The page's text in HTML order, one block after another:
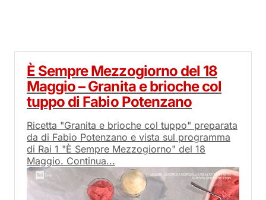
È Sempre Mezzogiorno del 18
Maggio – Granita e brioche col
tuppo di Fabio Potenzano
Ricetta "Granita e brioche col tuppo" preparata
da di Fabio Potenzano e vista sul programma
di Rai 1 "È Sempre Mezzogiorno" del 18
Maggio. Continua...